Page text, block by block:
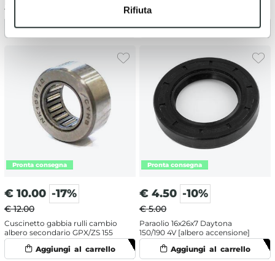
Rifiuta
16X28X7
albero secondario ZS 190/212
€ 10.00 -17%
€ 12.00
Cuscinetto gabbia rulli cambio
albero secondario GPX/ZS 155
€ 4.50 -10%
€ 5.00
Paraolio 16x26x7 Daytona
150/190 4V [albero accensione]